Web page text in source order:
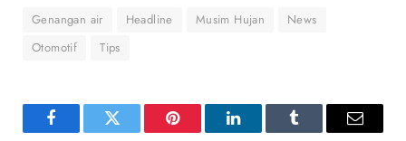
Genangan air Headline Musim Hujan
News
Otomotif
Tips
FacebookTwitter Pinterest LinkedInTumblr Email